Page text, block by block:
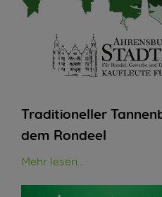
Traditioneller
dem Rondeel
Mehr lesen...